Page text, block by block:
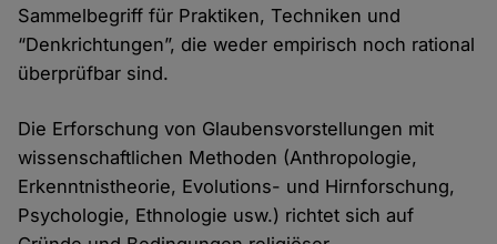
Sammelbegriff für Praktiken, Techniken und
“Denkrichtungen”, die weder empirisch noch rational
überprüfbar sind.
Die Erforschung von Glaubensvorstellungen mit
wissenschaftlichen Methoden (Anthropologie,
Erkenntnistheorie, Evolutions- und Hirnforschung,
Psychologie, Ethnologie usw.) richtet sich auf